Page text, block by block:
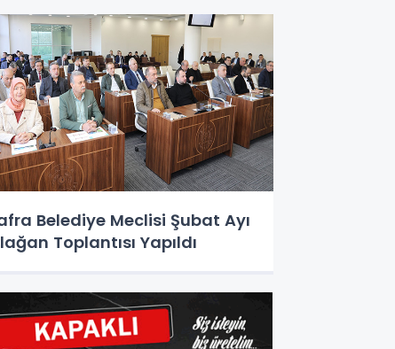
Belediye Meclisi Şubat Ayı
Toplantısı Yapıldı